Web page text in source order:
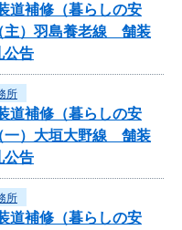
道補修（暮らしの安
主）羽島養老線 舗装
公告
所
道補修（暮らしの安
一）大垣大野線 舗装
公告
所
道補修（暮らしの安